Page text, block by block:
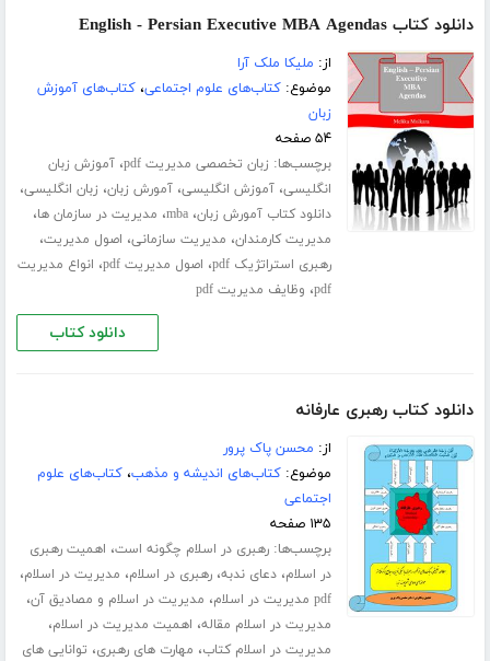
دانلود کتاب English - Persian Executive MBA Agendas
از: ملیکا ملک آرا
موضوع:کتاب‌های علوم اجتماعی،کتاب‌های آموزش
زبان
۵۴ صفحه
برچسب‌ها: زبان تخصصی مدیریت pdf ،آموزش زبان
انگلیسی،آموزش انگلیسی،آمورش زبان، زبان انگلیسی،
دانلود کتاب آمورش زبان،mba، مدیریت در سازمان ها،
مدیریت کارمندان، مدیریت سازمانی، اصول مدیریت،
رهبری استراتژیک pdf ، اصول مدیریت pdf ، انواع مدیریت
pdf، وظایف مدیریت pdf
دانلود کتاب
دانلود کتاب رهبری عارفانه
از: محسن پاک پرور
موضوع:کتاب‌های اندیشه و مذهب،کتاب‌های علوم
اجتماعی
۱۳۵ صفحه
برچسب‌ها:رهبری در اسلام چگونه است، اهمیت رهبری
در اسلام،دعای ندبه،رهبری در اسلام، مدیریت در اسلام،
pdf مدیریت در اسلام ، مدیریت در اسلام و مصادیق آن،
مدیریت در اسلام مقاله، اهمیت مدیریت در اسلام،
مدیریت در اسلام کتاب، مهارت های رهبری، توانایی های